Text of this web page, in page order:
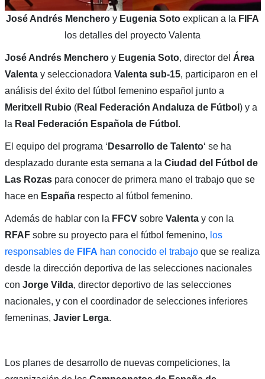
José Andrés Menchero y Eugenia Soto explican a la FIFA
los detalles del proyecto Valenta
José Andrés Mencheroy Eugenia Soto, director del Área
Valenta y seleccionadora Valenta sub-15, participaron en el
análisis del éxito del fútbol femenino español junto a
Meritxell Rubio(Real Federación Andaluza de Fútbol ) y a
la Real Federación Española de Fútbol .
El equipo del programa ‘ Desarrollo de Talento‘ se ha
desplazado durante esta semana a la Ciudad del Fútbol de
Las Rozaspara conocer de primera mano el trabajo que se
hace en Españarespecto al fútbol femenino.
Además de hablar con la FFCVsobre Valentay con la
RFAFsobre su proyecto para el fútbol femenino, los
responsables de FIFA han conocido el trabajoque se realiza
desde la dirección deportiva de las selecciones nacionales
con Jorge Vilda, director deportivo de las selecciones
nacionales, y con el coordinador de selecciones inferiores
femeninas, Javier Lerga.
Los planes de desarrollo de nuevas competiciones, la